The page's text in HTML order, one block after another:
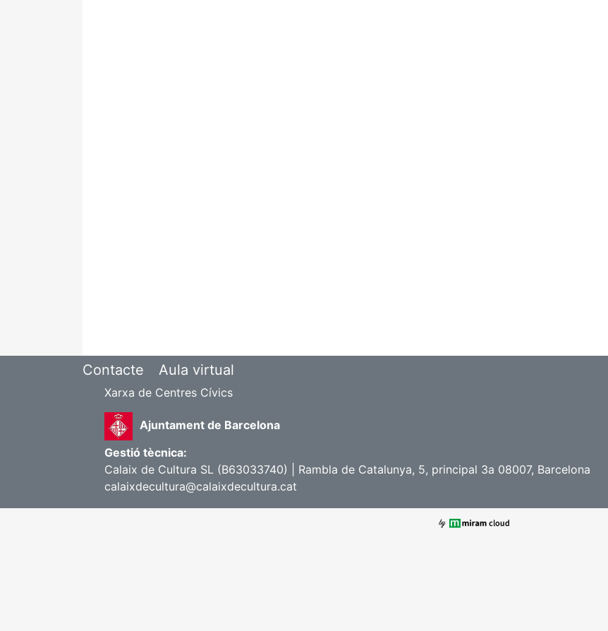
Contacte Aula virtual
Xarxa de Centres Cívics
Ajuntament de Barcelona
Gestió tècnica:
Calaix de Cultura SL (B63033740) | Rambla de Catalunya, 5, principal 3a 08007, Barcelona
calaixdecultura@calaixdecultura.cat